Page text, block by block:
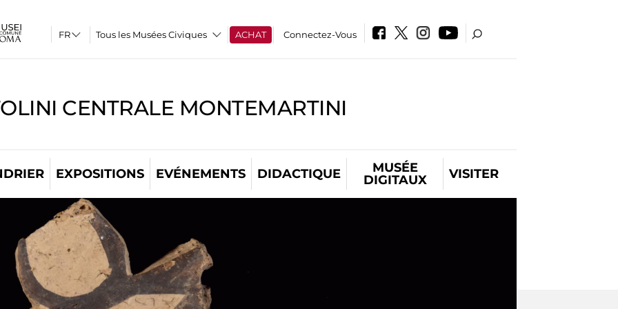
Tous les Musées Civiques ACHAT Connectez-Vous
CENTRALE MONTEMARTINI
EXPOSITIONS EVÉNEMENTS DIDACTIQUE
MUSÉE
DIGITAUX
VISITER